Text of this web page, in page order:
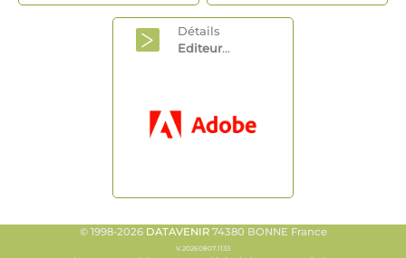
Détails
Editeur...
© 1998-2026 DATAVENIR74380 BONNE France
V.20260807.1133